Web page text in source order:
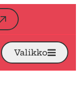
Avaa
Valikko